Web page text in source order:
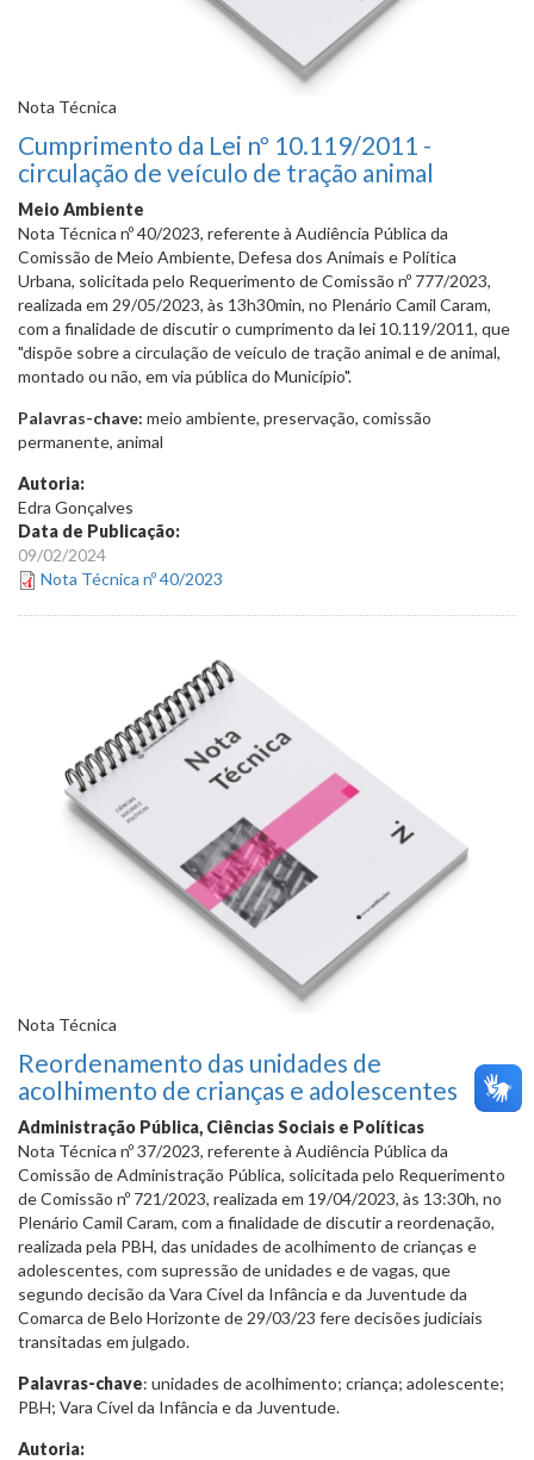
Nota Técnica
Cumprimento da Lei nº 10.119/2011 -
circulação de veículo de tração animal
Meio Ambiente
Nota Técnica nº 40/2023, referente à Audiência Pública da
Comissão de Meio Ambiente, Defesa dos Animais e Política
Urbana, solicitada pelo Requerimento de Comissão nº 777/2023,
realizada em 29/05/2023, às 13h30min, no Plenário Camil Caram,
com a finalidade de discutir o cumprimento da lei 10.119/2011, que
"dispõe sobre a circulação de veículo de tração animal e de animal,
montado ou não, em via pública do Município".
Palavras-chave: meio ambiente, preservação, comissão
permanente, animal
Autoria:
Edra Gonçalves
Data de Publicação:
09/02/2024
Nota Técnica nº 40/2023
Nota Técnica
Reordenamento das unidades de
acolhimento de crianças e adolescentes
Administração Pública, Ciências Sociais e Políticas
Nota Técnica nº 37/2023, referente à Audiência Pública da
Comissão de Administração Pública, solicitada pelo Requerimento
de Comissão nº 721/2023, realizada em 19/04/2023, às 13:30h, no
Plenário Camil Caram, com a finalidade de discutir a reordenação,
realizada pela PBH, das unidades de acolhimento de crianças e
adolescentes, com supressão de unidades e de vagas, que
segundo decisão da Vara Cível da Infância e da Juventude da
Comarca de Belo Horizonte de 29/03/23 fere decisões judiciais
transitadas em julgado.
Palavras-chave: unidades de acolhimento; criança; adolescente;
PBH; Vara Cível da Infância e da Juventude.
Autoria: